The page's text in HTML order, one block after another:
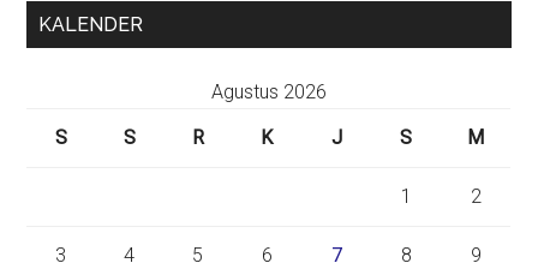
KALENDER
Agustus 2026
S
S R K J S M
1 2
3 4 5 6 7 8 9